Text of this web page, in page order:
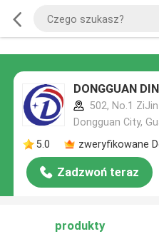
DONGGUAN
502, No.1
Dongguan City,
5.0
zweryfikowane
Zadzwoń teraz
produkty